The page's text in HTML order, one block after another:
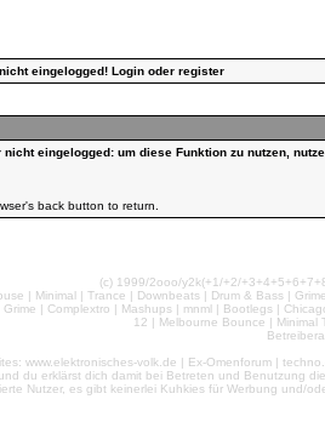
eingelogged! Login oder register
nicht eingelogged: um diese Funktion zu nutzen,
back button to return.
(c) 1999/2ooo/y2k(+1/+2/
| Minimal | Trance | Downbeats | Drum & Bass |
| Complextro | Mashups | mnml | Bootlegs |
12 | Melbourne Bounce | Minimal
www.elektronisches-volk.de | Ex-Omenforum |
du erklärst dich damit bei Betreten und Benutzung
Nutzer, es gibt keinerlei Kuhkies für Werbung und/